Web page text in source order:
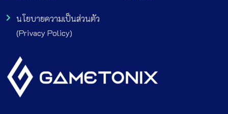
นโยบายความเป็นส่วนตัว
(Privacy Policy)